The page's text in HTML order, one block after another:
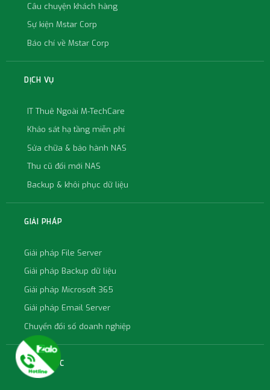
Câu chuyện khách hàng
Sự kiện Mstar Corp
Báo chí về Mstar Corp
DỊCH VỤ
IT Thuê Ngoài M-TechCare
Khảo sát hạ tầng miễn phí
Sửa chữa & bảo hành NAS
Thu cũ đổi mới NAS
Backup & khôi phục dữ liệu
GIẢI PHÁP
Giải pháp File Server
Giải pháp Backup dữ liệu
Giải pháp Microsoft 365
Giải pháp Email Server
Chuyển đổi số doanh nghiệp
KIẾN THỨC